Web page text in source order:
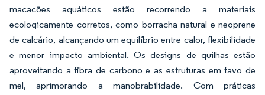
macacões aquáticos estão recorrendo a materiais
ecologicamente corretos, como borracha natural e neoprene
de calcário, alcançando um equilíbrio entre calor, flexibilidade
e menor impacto ambiental. Os designs de quilhas estão
aproveitando a fibra de carbono e as estruturas em favo de
mel, aprimorando a manobrabilidade. Com práticas